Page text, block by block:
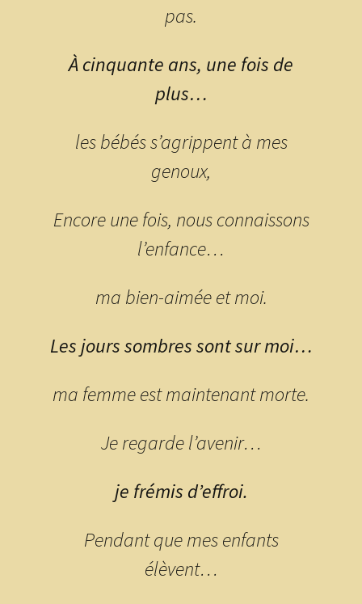
pas.
À cinquante ans, une fois de
plus…
les bébés s’agrippent à mes
genoux,
Encore une fois, nous connaissons
l’enfance…
ma bien-aimée et moi.
Les jours sombres sont sur moi…
ma femme est maintenant morte.
Je regarde l’avenir…
je frémis d’effroi.
Pendant que mes enfants
élèvent…